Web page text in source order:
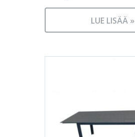
LUE LISÄÄ »